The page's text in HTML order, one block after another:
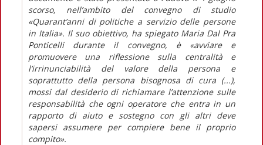
scorso, nell’ambito del convegno di studio
«Quarant’anni di politiche a servizio delle persone
in Italia». Il suo obiettivo, ha spiegato Maria Dal Pra
Ponticelli durante il convegno, è «avviare e
promuovere una riflessione sulla centralità e
l’irrinunciabilità del valore della persona e
soprattutto della persona bisognosa di cura (...),
mossi dal desiderio di richiamare l’attenzione sulle
responsabilità che ogni operatore che entra in un
rapporto di aiuto e sostegno con gli altri deve
sapersi assumere per compiere bene il proprio
compito».